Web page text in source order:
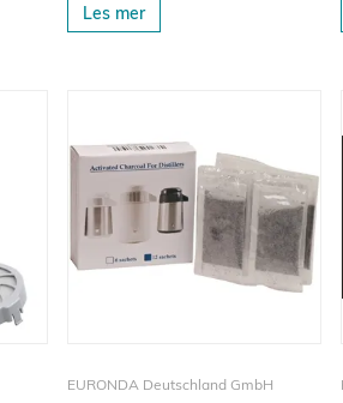
Les mer
EURONDA Deutschland GmbH